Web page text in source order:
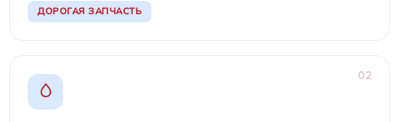
ДОРОГАЯ ЗАПЧАСТЬ
02